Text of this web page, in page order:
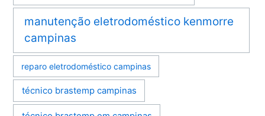
manutenção eletrodoméstico kenmorre
campinas
reparo eletrodoméstico campinas
técnico brastemp campinas